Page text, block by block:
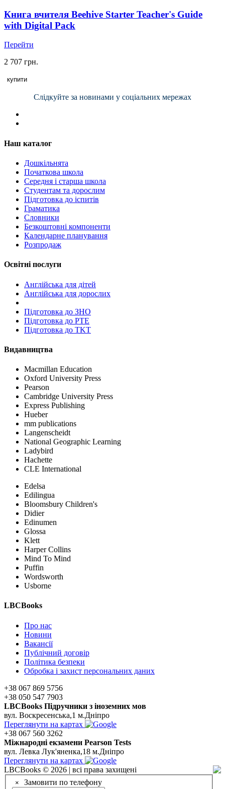
Книга вчителя Beehive Starter Teacher's Guide
with Digital Pack
Перейти
2 707 грн.
купити
Слідкуйте за новинами у соціальних мережах
Наш каталог
Дошкільнята
Початкова школа
Середня і старша школа
Студентам та дорослим
Підготовка до іспитів
Граматика
Словники
Безкоштовні компоненти
Календарне планування
Розпродаж
Освітні послуги
Англійська для дітей
Англійська для дорослих
Пiдготовка до ЗНО
Підготовка до PTE
Підготовка до TKT
Видавництва
Macmillan Education
Oxford University Press
Pearson
Cambridge University Press
Express Publishing
Hueber
mm publications
Langenscheidt
National Geographic Learning
Ladybird
Hachette
CLE International
Edelsa
Edilingua
Bloomsbury Children's
Didier
Edinumen
Glossa
Klett
Harper Collins
Mind To Mind
Puffin
Wordsworth
Usborne
LBCBooks
Про нас
Новини
Вакансії
Публічний договір
Політика безпеки
Обробка і захист персональних даних
+38 067 869 5756
+38 050 547 7903
LBCBooks Підручники з іноземних мов
вул. Воскресенська,1 м.Дніпро
Переглянути на картах
+38 067 560 3262
Мiжнароднi екзамени Pearson Tests
вул. Левка Лук'яненка,18 м.Дніпро
Переглянути на картах
LBCBooks © 2026 | всі права захищені
× Замовити по телефону